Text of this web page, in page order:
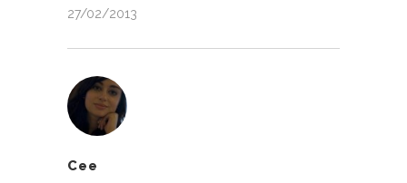
27/02/2013
Cee